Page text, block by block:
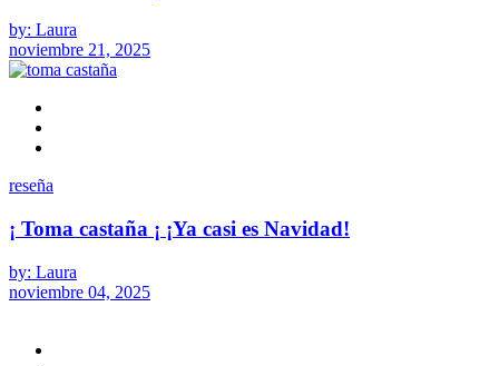
by: Laura
noviembre 21, 2025
reseña
¡ Toma castaña ¡ ¡Ya casi es Navidad!
by: Laura
noviembre 04, 2025